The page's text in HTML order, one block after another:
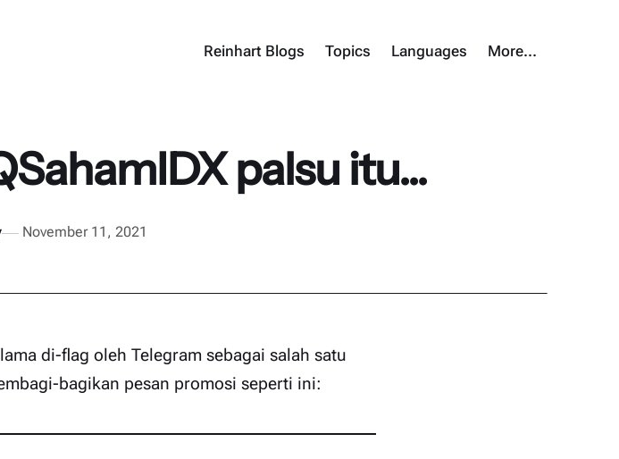
Reinhart Blogs Topics Languages More…
palsu itu...
November 11, 2021
di-flag oleh Telegram sebagai salah satu
bagikan pesan promosi seperti ini: